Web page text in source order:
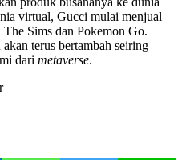
virtual, Gucci mulai menjual
Sims dan Pokemon Go.
terus bertambah seiring
dari metaverse.